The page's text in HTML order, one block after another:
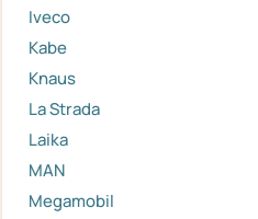
Iveco
Kabe
Knaus
La Strada
Laika
MAN
Megamobil